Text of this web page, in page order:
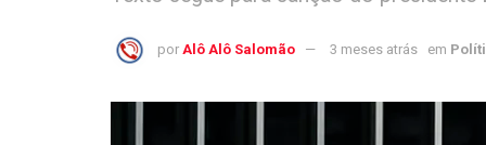
por Alô Alô Salomão 3 meses atrás em